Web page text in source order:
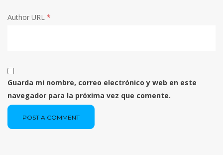
Author URL *
Guarda mi nombre, correo electrónico y web en este
navegador para la próxima vez que comente.
POST A COMMENT